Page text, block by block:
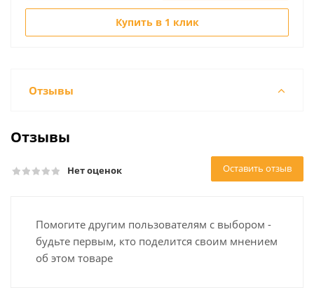
Купить в 1 клик
Отзывы
Отзывы
Нет оценок Оставить отзыв
Помогите другим пользователям с выбором -
будьте первым, кто поделится своим мнением
об этом товаре